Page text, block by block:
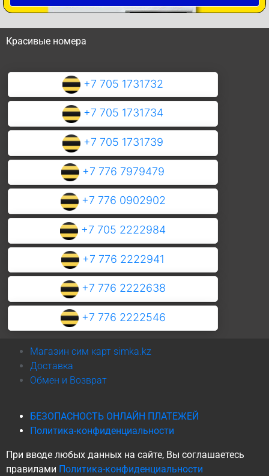
Красивые номера
+7 705 1731732
+7 705 1731734
+7 705 1731739
+7 776 7979479
+7 776 0902902
+7 705 2222984
+7 776 2222941
+7 776 2222638
+7 776 2222546
Магазин сим карт simka.kz
Доставка
Обмен и Возврат
БЕЗОПАСНОСТЬ ОНЛАЙН ПЛАТЕЖЕЙ
Политика-конфиденциальности
При вводе любых данных на сайте, Вы соглашаетесь
правилами Политика-конфиденциальности